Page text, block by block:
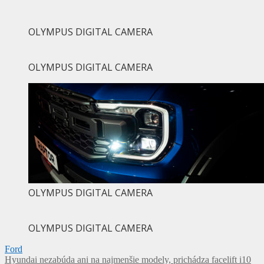
OLYMPUS DIGITAL CAMERA
OLYMPUS DIGITAL CAMERA
OLYMPUS DIGITAL CAMERA
OLYMPUS DIGITAL CAMERA
Ford
Hyundai nezabúda ani na najmenšie modely, prichádza facelift i10